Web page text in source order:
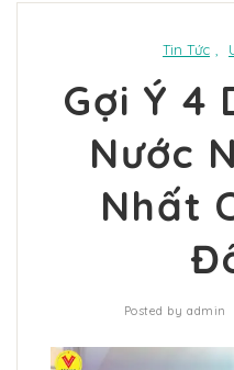
Tin Tức
Gợi Ý 4
Nước
Nhất
Posted by admin